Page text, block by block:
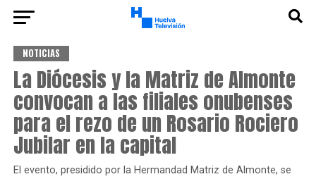
NOTICIAS
La Diócesis y la Matriz de Almonte
convocan a las filiales onubenses
para el rezo de un Rosario Rociero
Jubilar en la capital
El evento, presidido por la Hermandad Matriz de Almonte, se